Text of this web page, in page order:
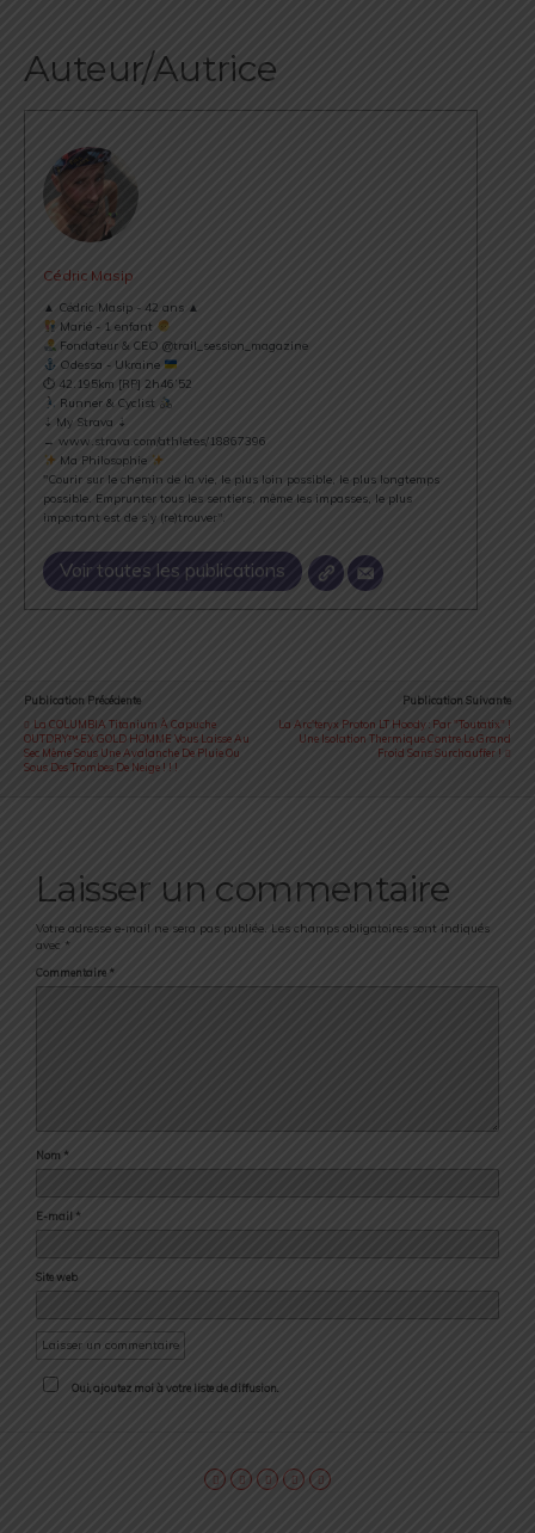
Auteur/Autrice
Cédric Masip
▲ Cédric Masip - 42 ans ▲
Marié - 1 enfant
Fondateur & CEO @trail_session_magazine
Odessa - Ukraine
⏱ 42.195km [RP] 2h46’52
Runner & Cyclist
⇣ My Strava ⇣
→ www.strava.com/athletes/18867396
Ma Philosophie
"Courir sur le chemin de la vie, le plus loin possible, le plus longtemps
possible. Emprunter tous les sentiers, même les impasses, le plus
important est de s’y (re)trouver".
Voir toutes les publications
Publication Précédente
La COLUMBIA Titanium À Capuche
OUTDRY™ EX GOLD HOMME Vous Laisse Au
Sec Même Sous Une Avalanche De Pluie Ou
Sous Des Trombes De Neige ! ! !
Publication Suivante
La Arc'teryx Proton LT Hoody : Par "Toutatix" !
Une Isolation Thermique Contre Le Grand
Froid Sans Surchauffer !
Laisser un commentaire
Votre adresse e-mail ne sera pas publiée. Les champs obligatoires sont indiqués
avec *
Commentaire *
Nom *
E-mail *
Site web
Oui, ajoutez moi à votre liste de diffusion.